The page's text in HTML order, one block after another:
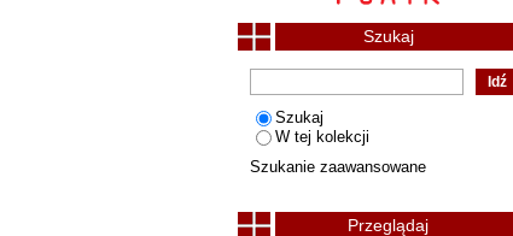
Szukaj
Szukaj
W tej kolekcji
Szukanie zaawansowane
Przeglądaj